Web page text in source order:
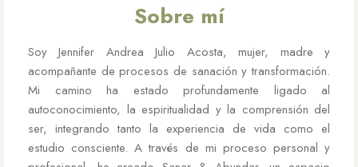
Sobre mí
Soy Jennifer Andrea Julio Acosta, mujer, madre y
acompañante de procesos de sanación y transformación.
Mi camino ha estado profundamente ligado al
autoconocimiento, la espiritualidad y la comprensión del
ser, integrando tanto la experiencia de vida como el
estudio consciente. A través de mi proceso personal y